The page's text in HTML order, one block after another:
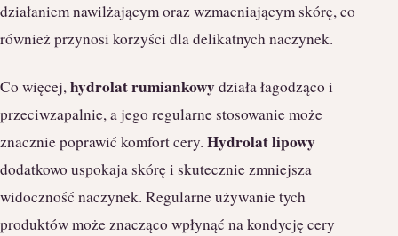
działaniem nawilżającym oraz wzmacniającym skórę, co
również przynosi korzyści dla delikatnych naczynek.
Co więcej,hydrolat rumiankowydziała łagodząco i
przeciwzapalnie, a jego regularne stosowanie może
znacznie poprawić komfort cery. Hydrolat lipowy
dodatkowo uspokaja skórę i skutecznie zmniejsza
widoczność naczynek. Regularne używanie tych
produktów może znacząco wpłynąć na kondycję cery